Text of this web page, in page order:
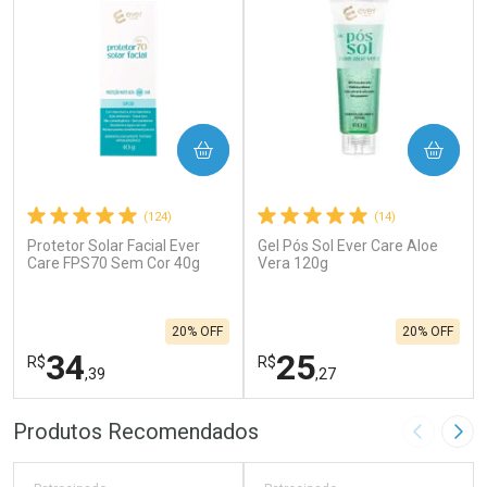
(124)
Protetor Solar Facial Ever
Care FPS70 Sem Cor 40g
R$34,39
20% OFF
COMPRAR
FECHAR
FECHAR
(14)
Gel Pós Sol Ever Care Aloe
Vera 120g
R$25,27
20% OFF
COMPRAR
Produtos Recomendados Imagem